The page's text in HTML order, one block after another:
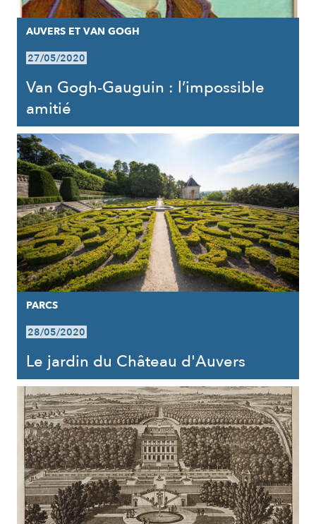
AUVERS ET VAN GOGH
27/05/2020
Van Gogh-Gauguin : l’impossible
amitié
PARCS
28/05/2020
Le jardin du Château d'Auvers